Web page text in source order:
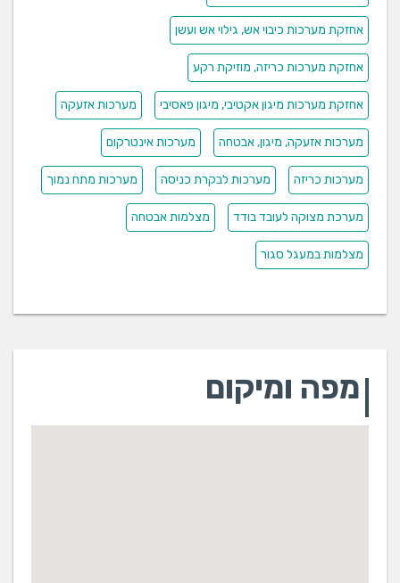
אחזקת מערכות כיבוי אש, גילוי אש ועשן
אחזקת מערכות כריזה, מוזיקת רקע
אחזקת מערכות מיגון אקטיבי, מיגון פאסיבי מערכות אזעקה
מערכות אזעקה, מיגון, אבטחה מערכות אינטרקום
מערכות כריזה מערכות לבקרת כניסה מערכות מתח נמוך
מערכת מצוקה לעובד בודד מצלמות אבטחה
מצלמות במעגל סגור
מפה ומיקום